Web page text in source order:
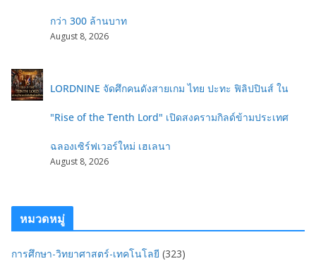
กว่า 300 ล้านบาท
August 8, 2026
LORDNINE จัดศึกคนดังสายเกม ไทย ปะทะ ฟิลิปปินส์ ใน
"Rise of the Tenth Lord" เปิดสงครามกิลด์ข้ามประเทศ
ฉลองเซิร์ฟเวอร์ใหม่ เฮเลนา
August 8, 2026
หมวดหมู่
การศึกษา-วิทยาศาสตร์-เทคโนโลยี (323)